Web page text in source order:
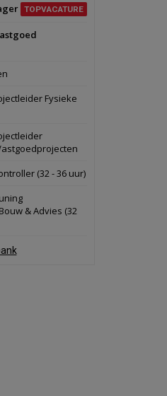
Oranje
bedrijventerrein
Bekijk
politiebureau
Voormalig
TOPVACATURE
Fysieke
(32 - 36 uur)
& Advies (32